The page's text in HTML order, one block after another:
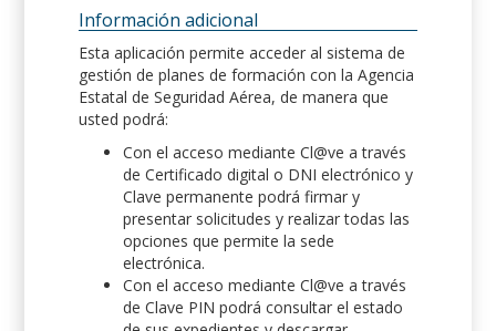
Información adicional
Esta aplicación permite acceder al sistema de
gestión de planes de formación con la Agencia
Estatal de Seguridad Aérea, de manera que
usted podrá:
Con el acceso mediante Cl@ve a través
de Certificado digital o DNI electrónico y
Clave permanente podrá firmar y
presentar solicitudes y realizar todas las
opciones que permite la sede
electrónica.
Con el acceso mediante Cl@ve a través
de Clave PIN podrá consultar el estado